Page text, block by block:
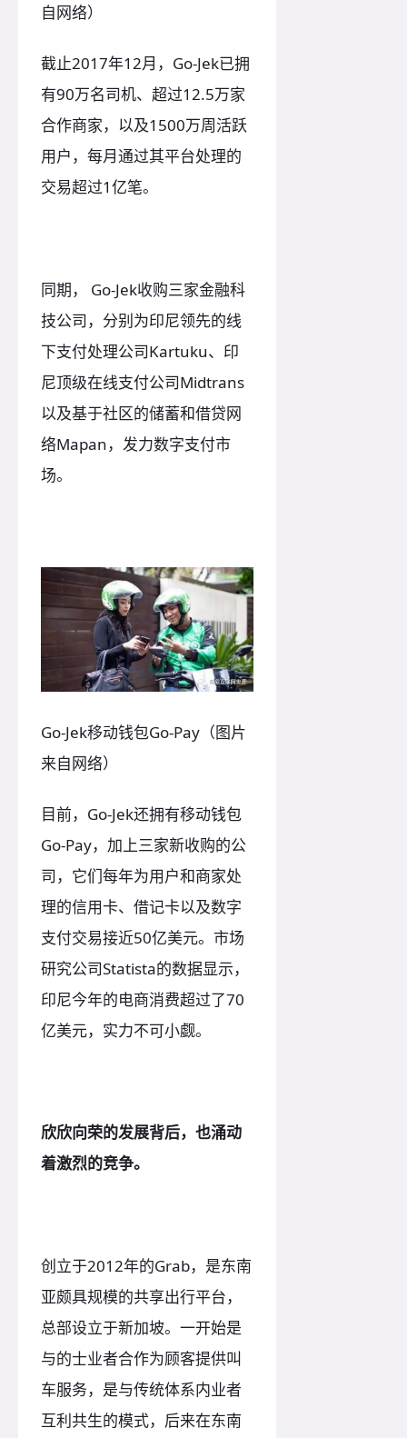
自网络）
截止2017年12月，Go-Jek已拥
有90万名司机、超过12.5万家
合作商家，以及1500万周活跃
用户，每月通过其平台处理的
交易超过1亿笔。
同期， Go-Jek收购三家金融科
技公司，分别为印尼领先的线
下支付处理公司Kartuku、印
尼顶级在线支付公司Midtrans
以及基于社区的储蓄和借贷网
络Mapan，发力数字支付市
场。
Go-Jek移动钱包Go-Pay（图片
来自网络）
目前，Go-Jek还拥有移动钱包
Go-Pay，加上三家新收购的公
司，它们每年为用户和商家处
理的信用卡、借记卡以及数字
支付交易接近50亿美元。市场
研究公司Statista的数据显示，
印尼今年的电商消费超过了70
亿美元，实力不可小觑。
欣欣向荣的发展背后，也涌动
着激烈的竞争。
创立于2012年的Grab，是东南
亚颇具规模的共享出行平台，
总部设立于新加坡。一开始是
与的士业者合作为顾客提供叫
车服务，是与传统体系内业者
互利共生的模式，后来在东南